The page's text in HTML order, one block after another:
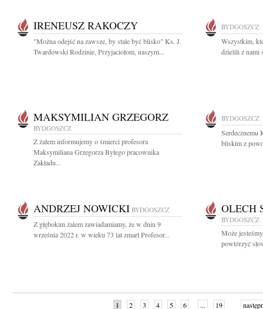
IRENEUSZ RAKOCZY
"Można odejść na zawsze, by stale być blisko" Ks. J.
Twardowski Rodzinie, Przyjaciołom, naszym...
BYDGOSZCZ
Wszystkim,
dzielili z nami
MAKSYMILIAN GRZEGORZ
BYDGOSZCZ
Z żalem informujemy o śmierci profesora
Maksymiliana Grzegorza Byłego pracownika
Zakładu...
BYDGOSZCZ
bliskim z
ANDRZEJ NOWICKI BYDGOSZCZ
Z głębokim żalem zawiadamiamy, że w dniu 9
września 2022 r. w wieku 73 lat zmarł Profesor...
OLECH
BYDGOSZCZ
Może
powtórzyć
1 2 3 4 5 6 ... 19